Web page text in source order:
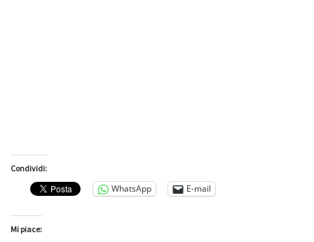
Condividi:
WhatsApp E-mail
Mi piace: